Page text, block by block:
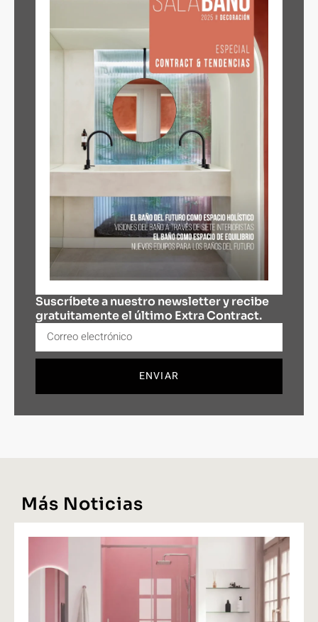
Suscríbete a nuestro newsletter y recibe
gratuitamente el último Extra Contract.
ENVIAR
Más Noticias